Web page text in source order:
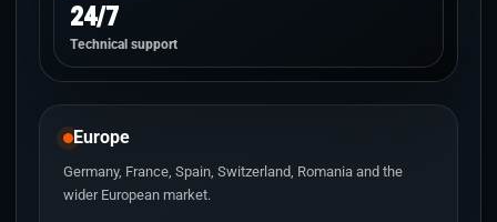
24/7
Technical support
Europe
Germany, France, Spain, Switzerland, Romania and the
wider European market.